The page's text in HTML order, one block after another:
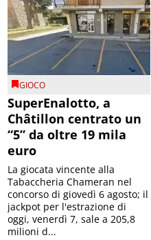
GIOCO
SuperEnalotto, a
Châtillon centrato un
“5” da oltre 19 mila
euro
La giocata vincente alla
Tabaccheria Chameran nel
concorso di giovedì 6 agosto; il
jackpot per l'estrazione di
oggi, venerdì 7, sale a 205,8
milioni d...